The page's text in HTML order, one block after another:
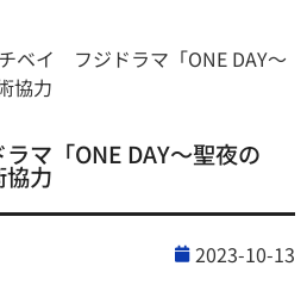
ベイ フジドラマ「ONE DAY〜
協⼒
マ「ONE DAY〜聖夜の
⼒
2023-10-13